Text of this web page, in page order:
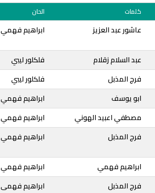
كلمات الحان
عاشور عبد العزيز ابراهيم فهمي
عبد السلام زقلام
فلكلور ليبي
فرج المذبل
فلكلور ليبي
ابو يوسف
ابراهيم فهمي
مصطفي اعبيد الهوني
ابراهيم فهمي
فرج المذبل ابراهيم فهمي
ابراهيم فهمي
ابراهيم فهمي
فرج المذبل ابراهيم فهمى